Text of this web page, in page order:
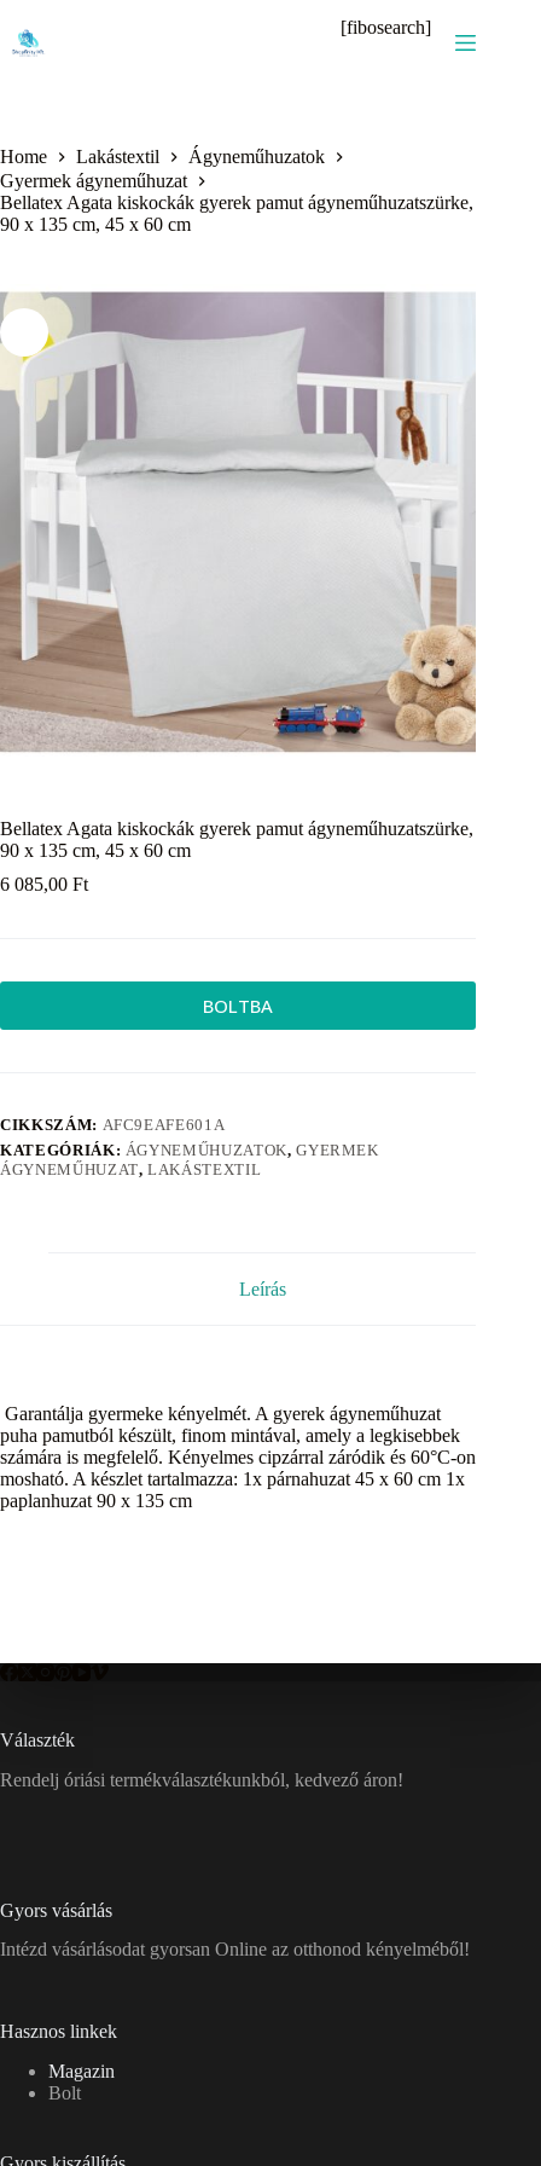
content
[fibosearch]
Home Lakástextil
Ágyneműhuzatok
Gyermek ágyneműhuzat
Bellatex Agata kiskockák gyerek pamut ágyneműhuzatszürke,
90 x 135 cm, 45 x 60 cm
Bellatex Agata kiskockák gyerek pamut ágyneműhuzatszürke,
90 x 135 cm, 45 x 60 cm
6 085,00 Ft
BOLTBA
CIKKSZÁM: AFC9EAFE601A
KATEGÓRIÁK: ÁGYNEMŰHUZATOK,GYERMEK
ÁGYNEMŰHUZAT,LAKÁSTEXTIL
Leírás
Garantálja gyermeke kényelmét. A gyerek ágyneműhuzat
puha pamutból készült, finom mintával, amely a legkisebbek
számára is megfelelő. Kényelmes cipzárral záródik és 60°C-on
mosható. A készlet tartalmazza: 1x párnahuzat 45 x 60 cm 1x
paplanhuzat 90 x 135 cm
Választék
Rendelj óriási termékválasztékunkból, kedvező áron!
Gyors vásárlás
Intézd vásárlásodat gyorsan Online az otthonod kényelméből!
Hasznos linkek
Magazin
Bolt